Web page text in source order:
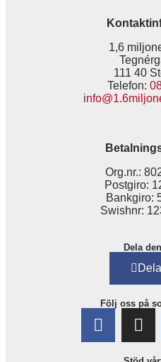
1,6
111 40
Telefon:
Org.nr.:
Postgiro:
Bankgiro:
Swishnr:
Dela
Följ oss på